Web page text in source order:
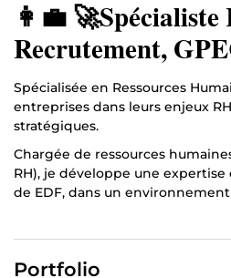
👩‍💼
Recrutement,
transformation RH
Spécialisée en Ressources
entreprises dans leurs enjeux
stratégiques.
Chargée de ressources
RH), je développe une
de EDF, dans un
sur l’ensemble des sujets RH :
développement des
Portfolio